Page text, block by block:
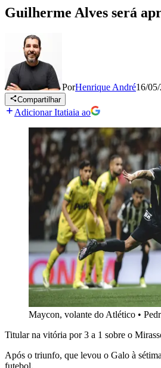
Guilherme Alves será
PorHenrique André16/
Compartilhar
Adicionar Itatiaia ao
Maycon, volante do Atlético •
Titular na vitória por 3 a 1 sobre o
Após o triunfo, que levou o Galo à